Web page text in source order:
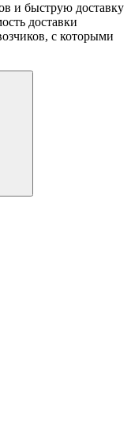
и быструю доставку
доставки
с которыми